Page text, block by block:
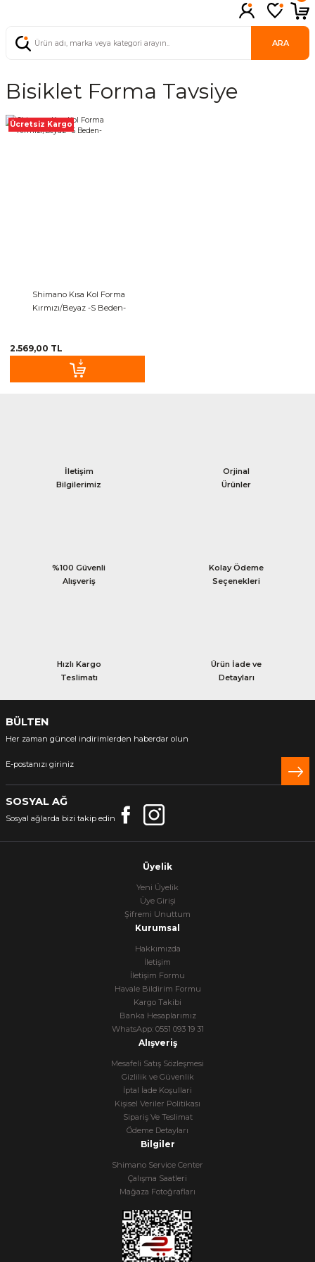
ARA
Bisiklet Forma Tavsiye
Ücretsiz Kargo
Shimano Kısa Kol Forma
Kırmızı/Beyaz -S Beden-
2.569,00 TL
İletişim
Bilgilerimiz
Orjinal
Ürünler
%100 Güvenli
Alışveriş
Kolay Ödeme
Seçenekleri
Hızlı Kargo
Teslimatı
Ürün İade ve
Detayları
BÜLTEN
Her zaman güncel indirimlerden haberdar olun
SOSYAL AĞ
Sosyal ağlarda bizi takip edin
Üyelik
Yeni Üyelik
Üye Girişi
Şifremi Unuttum
Kurumsal
Hakkımızda
İletişim
İletişim Formu
Havale Bildirim Formu
Kargo Takibi
Banka Hesaplarımız
WhatsApp: 0551 093 19 31
Alışveriş
Mesafeli Satış Sözleşmesi
Gizlilik ve Güvenlik
İptal İade Koşullari
Kişisel Veriler Politikası
Sipariş Ve Teslimat
Ödeme Detayları
Bilgiler
Shimano Service Center
Çalışma Saatleri
Mağaza Fotoğrafları